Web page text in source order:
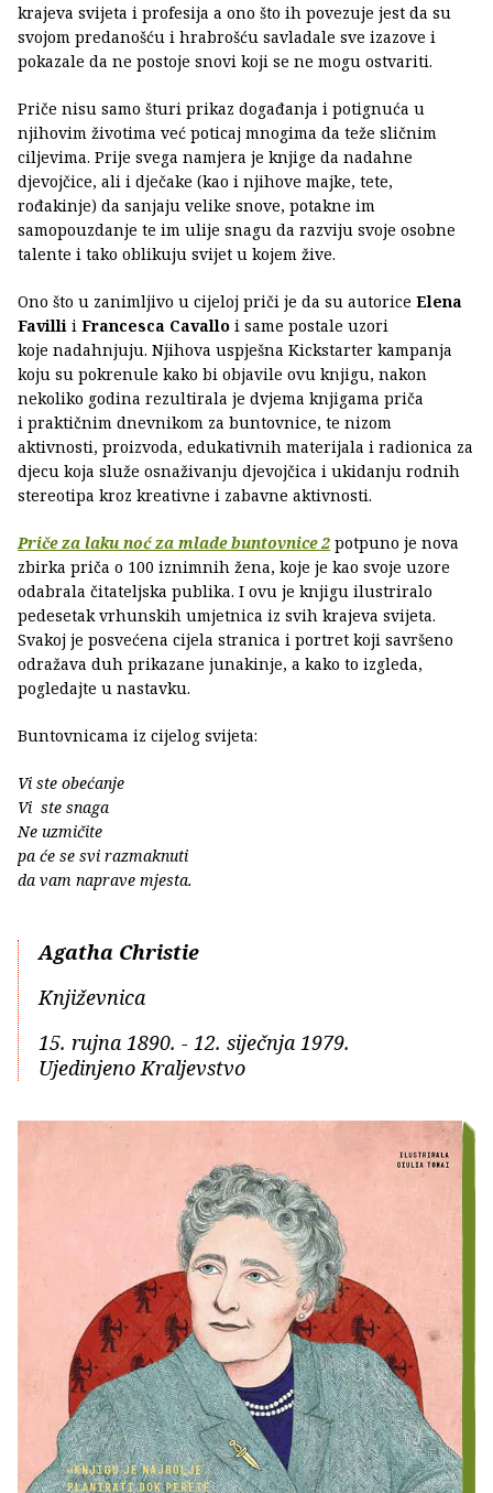
krajeva svijeta i profesija a ono što ih povezuje jest da su
svojom predanošću i hrabrošću savladale sve izazove i
pokazale da ne postoje snovi koji se ne mogu ostvariti.
Priče nisu samo šturi prikaz događanja i potignuća u
njihovim životima već poticaj mnogima da teže sličnim
ciljevima. Prije svega namjera je knjige da nadahne
djevojčice, ali i dječake (kao i njihove majke, tete,
rođakinje) da sanjaju velike snove, potakne im
samopouzdanje te im ulije snagu da razviju svoje osobne
talente i tako oblikuju svijet u kojem žive.
Ono što u zanimljivo u cijeloj priči je da su autorice Elena
Favilli i Francesca Cavallo i same postale uzori
koje nadahnjuju. Njihova uspješna Kickstarter kampanja
koju su pokrenule kako bi objavile ovu knjigu, nakon
nekoliko godina rezultirala je dvjema knjigama priča
i praktičnim dnevnikom za buntovnice, te nizom
aktivnosti, proizvoda, edukativnih materijala i radionica za
djecu koja služe osnaživanju djevojčica i ukidanju rodnih
stereotipa kroz kreativne i zabavne aktivnosti.
Priče za laku noć za mlade buntovnice 2 potpuno je nova
zbirka priča o 100 iznimnih žena, koje je kao svoje uzore
odabrala čitateljska publika. I ovu je knjigu ilustriralo
pedesetak vrhunskih umjetnica iz svih krajeva svijeta.
Svakoj je posvećena cijela stranica i portret koji savršeno
odražava duh prikazane junakinje, a kako to izgleda,
pogledajte u nastavku.
Buntovnicama iz cijelog svijeta:
Vi ste obećanje
Vi ste snaga
Ne uzmičite
pa će se svi razmaknuti
da vam naprave mjesta.
Agatha Christie
Književnica
15. rujna 1890. - 12. siječnja 1979.
Ujedinjeno Kraljevstvo